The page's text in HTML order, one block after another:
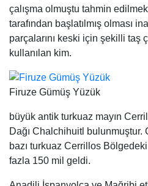
çalışma olmuştu tahmin
tarafından başlatılmış olması
parçalarını keski için şekilli taş
kullanılan kim.
Firuze Gümüş Yüzük
büyük antik turkuaz mayın
Dağı Chalchihuitl
bazı turkuaz Cerrillos
fazla 150 mil geldi.